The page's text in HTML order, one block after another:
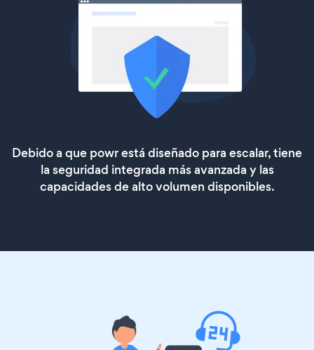
Debido a que powr está diseñado para escalar, tiene
la seguridad integrada más avanzada y las
capacidades de alto volumen disponibles.